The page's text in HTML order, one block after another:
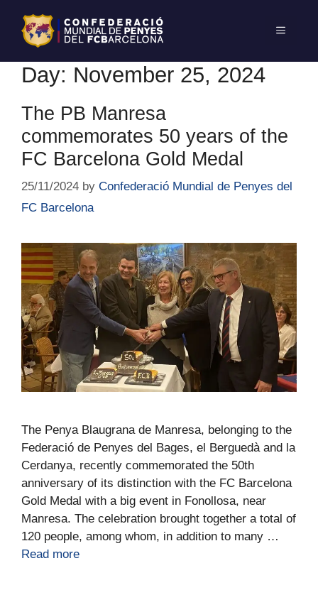
Day: November 25, 2024
The PB Manresa
commemorates 50 years of the
FC Barcelona Gold Medal
25/11/2024 by Confederació Mundial de Penyes del
FC Barcelona
The Penya Blaugrana de Manresa, belonging to the
Federació de Penyes del Bages, el Berguedà and la
Cerdanya, recently commemorated the 50th
anniversary of its distinction with the FC Barcelona
Gold Medal with a big event in Fonollosa, near
Manresa. The celebration brought together a total of
120 people, among whom, in addition to many …
Read more